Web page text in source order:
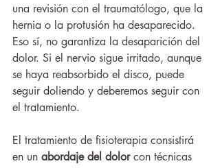
una revisión con el traumatólogo, que la
hernia o la protusión ha desaparecido.
Eso sí, no garantiza la desaparición del
dolor. Si el nervio sigue irritado, aunque
se haya reabsorbido el disco, puede
seguir doliendo y deberemos seguir con
el tratamiento.
El tratamiento de fisioterapia consistirá
en un abordaje del dolor con técnicas